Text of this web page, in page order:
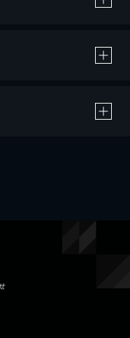
よる作品の購入 / レンタルです。
は、20％のポイント還元です。